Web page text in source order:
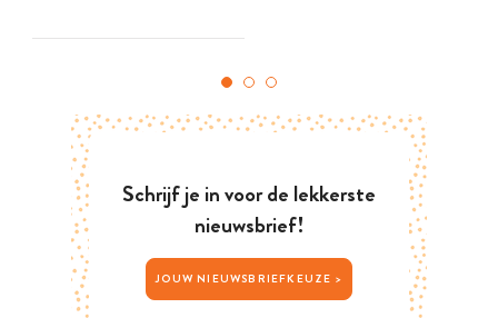
Schrijf je in voor de lekkerste
nieuwsbrief!
JOUW NIEUWSBRIEFKEUZE >